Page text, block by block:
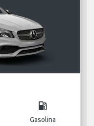
local_gas_station
Gasolina